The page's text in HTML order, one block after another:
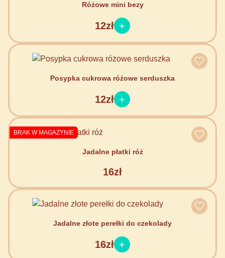
Różowe mini bezy
12zł
Posypka cukrowa różowe serduszka
12zł
BRAK W MAGAZYNIE
Jadalne płatki róż
16zł
Jadalne złote perełki do czekolady
16zł